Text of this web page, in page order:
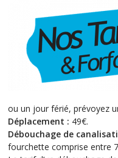
ou un jour férié, prévoyez
Déplacement : 49€.
Débouchage de
fourchette comprise entre